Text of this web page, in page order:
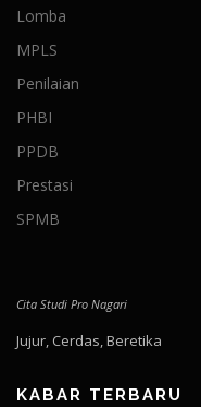
Lomba
MPLS
Penilaian
PHBI
PPDB
Prestasi
SPMB
Cita Studi Pro Nagari
Jujur, Cerdas, Beretika
KABAR TERBARU